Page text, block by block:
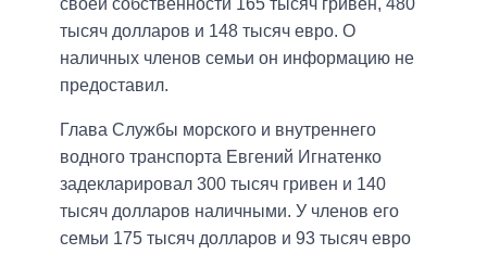
тысяч долларов и 148 тысяч евро. О
наличных членов семьи он информацию не
предоставил.
Глава Службы морского и внутреннего
водного транспорта Евгений Игнатенко
задекларировал 300 тысяч гривен и 140
тысяч долларов наличными. У членов его
семьи 175 тысяч долларов и 93 тысяч евро